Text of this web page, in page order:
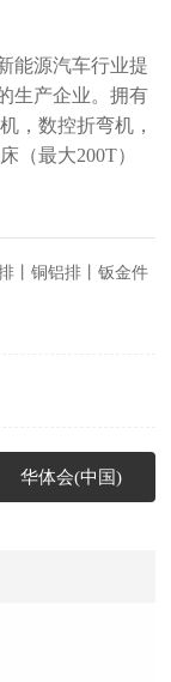
能源汽车行业提
生产企业。拥有
，数控折弯机，
（最大200T）
丨铜铝排丨钣金件
华体会(中国)